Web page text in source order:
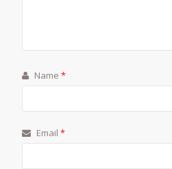
Name*
Email*